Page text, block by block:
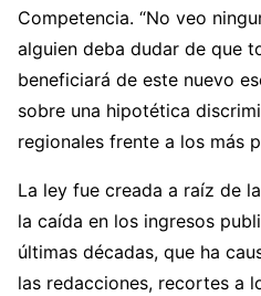
Competencia. “No veo
alguien deba dudar de que
beneficiará de este nuevo
sobre una hipotética
regionales frente a los más
La ley fue creada a raíz de
la caída en los ingresos
últimas décadas, que ha
las redacciones, recortes a